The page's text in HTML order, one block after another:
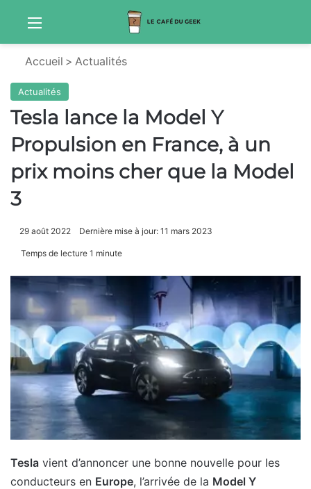
Menu
Accueil > Actualités
Actualités
Tesla lance la Model Y
Propulsion en France, à un
prix moins cher que la Model
3
29 août 2022 Dernière mise à jour: 11 mars 2023
Temps de lecture 1 minute
Tesla vient d’annoncer une bonne nouvelle pour les
conducteurs en Europe, l’arrivée de la Model Y